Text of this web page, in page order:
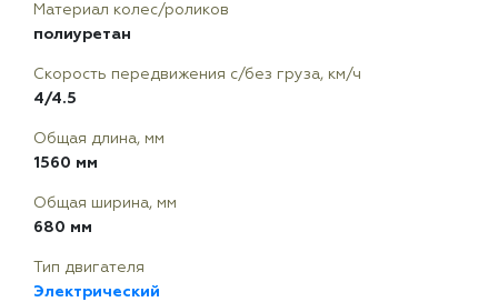
Материал колес/роликов
полиуретан
Скорость передвижения с/без груза, км/ч
4/4.5
Общая длина, мм
1560 мм
Общая ширина, мм
680 мм
Тип двигателя
Электрический